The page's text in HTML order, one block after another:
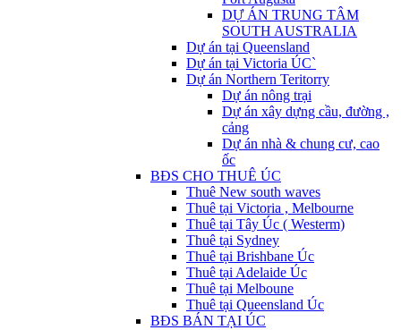
DỰ ÁN TRUNG TÂM
SOUTH AUSTRALIA
Dự án tại Queensland
Dự án tại Victoria ÚC`
Dự án Northern Teritorry
Dự án nông trại
Dự án xây dựng cầu, đường ,
cảng
Dự án nhà & chung cư, cao
ốc
BĐS CHO THUÊ ÚC
Thuê New south waves
Thuê tại Victoria , Melbourne
Thuê tại Tây Úc ( Westerm)
Thuê tại Sydney
Thuê tại Brishbane Úc
Thuê tại Adelaide Úc
Thuê tại Melboune
Thuê tại Queensland Úc
BĐS BÁN TẠI ÚC